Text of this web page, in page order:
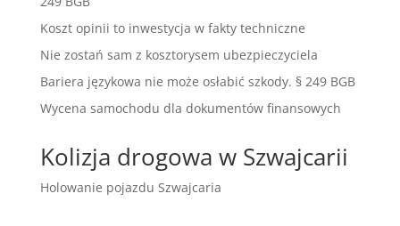
Koszt opinii to inwestycja w fakty techniczne
Nie zostań sam z kosztorysem ubezpieczyciela
Bariera językowa nie może osłabić szkody. § 249 BGB
Wycena samochodu dla dokumentów finansowych
Kolizja drogowa w Szwajcarii
Holowanie pojazdu Szwajcaria